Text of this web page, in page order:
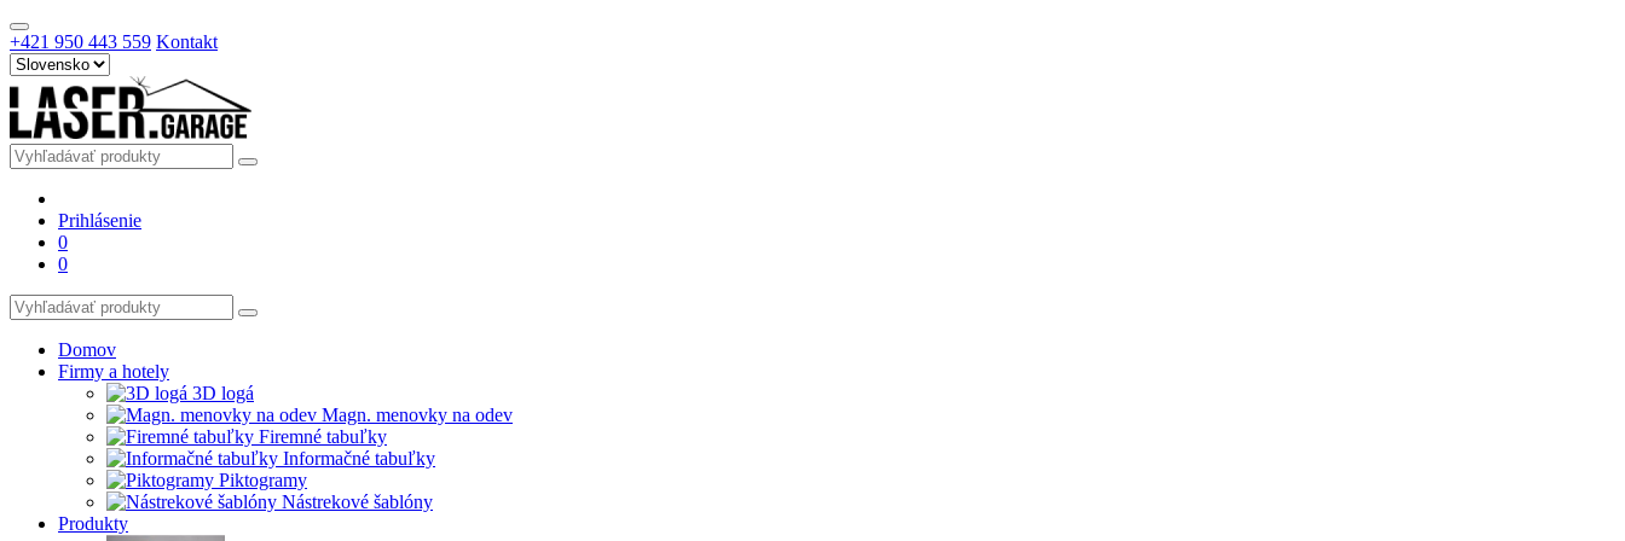
+421 950 443 559 Kontakt
Prihlásenie
0
0
Domov
Firmy a hotely
3D logá
Magn. menovky na odev
Firemné tabuľky
Informačné tabuľky
Piktogramy
Nástrekové šablóny
Produkty